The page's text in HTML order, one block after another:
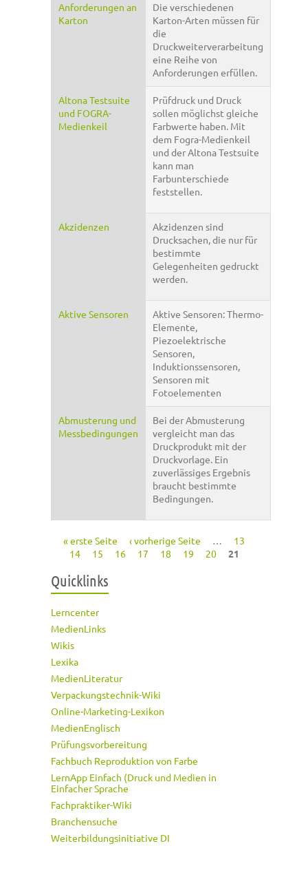
Anforderungen an
Karton
Die verschiedenen
Karton-Arten müssen für
die
Druckweiterverarbeitung
eine Reihe von
Anforderungen erfüllen.
Altona Testsuite
und FOGRA-
Medienkeil
Prüfdruck und Druck
sollen möglichst gleiche
Farbwerte haben. Mit
dem Fogra-Medienkeil
und der Altona Testsuite
kann man
Farbunterschiede
feststellen.
Akzidenzen
Akzidenzen sind
Drucksachen, die nur für
bestimmte
Gelegenheiten gedruckt
werden.
Aktive Sensoren
Aktive Sensoren: Thermo-
Elemente,
Piezoelektrische
Sensoren,
Induktionssensoren,
Sensoren mit
Fotoelementen
Abmusterung und
Messbedingungen
Bei der Abmusterung
vergleicht man das
Druckprodukt mit der
Druckvorlage. Ein
zuverlässiges Ergebnis
braucht bestimmte
Bedingungen.
Seiten
« erste Seite ‹ vorherige Seite …
13
14
15 16 17 18 19 20 21
Quicklinks
Lerncenter
MedienLinks
Wikis
Lexika
MedienLiteratur
Verpackungstechnik-Wiki
Online-Marketing-Lexikon
MedienEnglisch
Prüfungsvorbereitung
Fachbuch Reproduktion von Farbe
LernApp Einfach (Druck und Medien in
Einfacher Sprache
Fachpraktiker-Wiki
Branchensuche
Weiterbildungsinitiative DI